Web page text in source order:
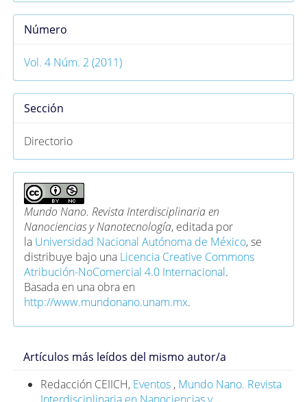
Número
Vol. 4 Núm. 2 (2011)
Sección
Directorio
Mundo Nano. Revista Interdisciplinaria en
Nanociencias y Nanotecnología, editada por
la Universidad Nacional Autónoma de México, se
distribuye bajo una Licencia Creative Commons
Atribución-NoComercial 4.0 Internacional.
Basada en una obra en
http://www.mundonano.unam.mx.
Artículos más leídos del mismo autor/a
Redacción CEIICH, Eventos , Mundo Nano. Revista